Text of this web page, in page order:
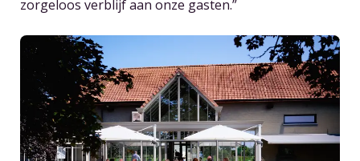
zorgeloos verblijf aan onze gasten.”